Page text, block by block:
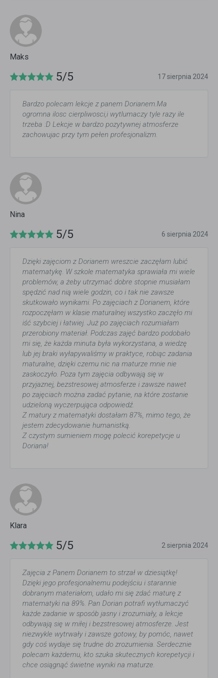
Maks
5/5 17 sierpnia 2024
Bardzo polecam lekcje z panem Dorianem.Ma
ogromna ilosc cierpliwosci,i wytlumaczy tyle razy ile
trzeba :D Lekcje w bardzo pozytywnej atmosferze
zachowujac przy tym pełen profesjonalizm.
Nina
5/5 6 sierpnia 2024
Dzięki zajęciom z Dorianem wreszcie zaczęłam lubić
matematykę. W szkole matematyka sprawiała mi wiele
problemów, a żeby utrzymać dobre stopnie musiałam
spędzić nad nią wiele godzin, co i tak nie zawsze
skutkowało wynikami. Po zajęciach z Dorianem, które
rozpoczęłam w klasie maturalnej wszystko zaczęło mi
iść szybciej i łatwiej. Już po zajęciach rozumiałam
przerobiony materiał. Podczas zajęć bardzo podobało
mi się, że każda minuta była wykorzystana, a wiedzę
lub jej braki wyłapywaliśmy w praktyce, robiąc zadania
maturalne, dzięki czemu nic na maturze mnie nie
zaskoczyło. Poza tym zajęcia odbywają się w
przyjaznej, bezstresowej atmosferze i zawsze nawet
po zajęciach można zadać pytanie, na które zostanie
udzieloną wyczerpująca odpowiedź.
Z matury z matematyki dostałam 87%, mimo tego, że
jestem zdecydowanie humanistką.
Z czystym sumieniem mogę polecić korepetycje u
Doriana!
Klara
5/5 2 sierpnia 2024
Zajęcia z Panem Dorianem to strzał w dziesiątkę!
Dzięki jego profesjonalnemu podejściu i starannie
dobranym materiałom, udało mi się zdać maturę z
matematyki na 89%. Pan Dorian potrafi wytłumaczyć
każde zadanie w sposób jasny i zrozumiały, a lekcje
odbywają się w miłej i bezstresowej atmosferze. Jest
niezwykle wytrwały i zawsze gotowy, by pomóc, nawet
gdy coś wydaje się trudne do zrozumienia. Serdecznie
polecam każdemu, kto szuka skutecznych korepetycji i
chce osiągnąć świetne wyniki na maturze.